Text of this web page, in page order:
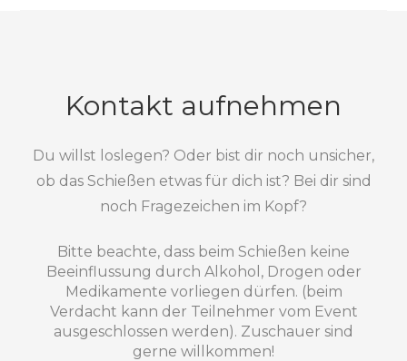
Kontakt aufnehmen
Du willst loslegen? Oder bist dir noch unsicher,
ob das Schießen etwas für dich ist? Bei dir sind
noch Fragezeichen im Kopf?
Bitte beachte, dass beim Schießen keine
Beeinflussung durch Alkohol, Drogen oder
Medikamente vorliegen dürfen. (beim
Verdacht kann der Teilnehmer vom Event
ausgeschlossen werden). Zuschauer sind
gerne willkommen!